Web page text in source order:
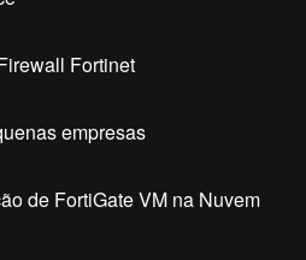
Fortinet
empresas
de FortiGate VM na Nuvem